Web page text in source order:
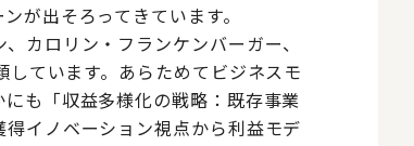
が出そろってきています。
カロリン・フランケンバーガー、
ています。あらためてビジネスモ
も「収益多様化の戦略：既存事業
イノベーション視点から利益モデ